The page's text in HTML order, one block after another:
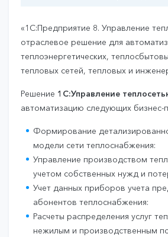
«1С:Предприятие 8. Управление
отраслевое решение для
теплоэнергетических,
тепловых сетей, тепловых и
Решение 1С:Управление
автоматизацию следующих бизнес-
Формирование
модели сети теплоснабжения:
Управление производством
учетом собственных нужд и
Учет данных приборов учета
абонентов теплоснабжения:
Расчеты распределения услуг
нежилым и производственным